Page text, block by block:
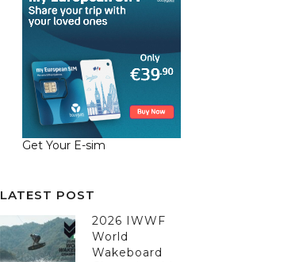
Get Your E-sim
LATEST POST
2026 IWWF
World
Wakeboard